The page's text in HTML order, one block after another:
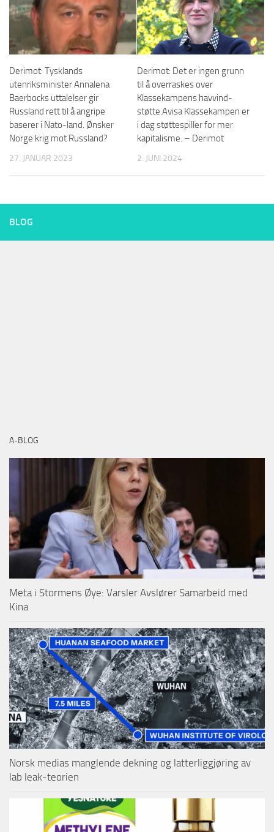
Derimot: Tysklands
utenriksminister Annalena
Baerbocks uttalelser gir
Russland rett til å angripe
baserer i Nato-land. Ønsker
Norge krig mot Russland?
27. JANUAR 2023
Derimot: Det er ingen grunn
til å overraskes over
Klassekampens havvind-
støtte.Avisa Klassekampen er
i dag støttespiller for mer
kapitalisme. – Derimot
2. JUNI 2024
BLOG
A-BLOG
Meta i Stormens Øye: Varsler Avslører Samarbeid med
Kina
Norsk medias manglende dekning og latterliggjøring av
lab leak-teorien